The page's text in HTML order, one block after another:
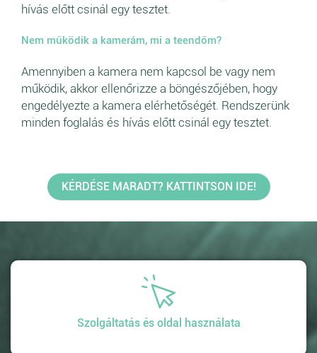
hívás előtt csinál egy tesztet.
Nem működik a kamerám, mi a teendőm?
Amennyiben a kamera nem kapcsol be vagy nem
működik, akkor ellenőrizze a böngészőjében, hogy
engedélyezte a kamera elérhetőségét. Rendszerünk
minden foglalás és hívás előtt csinál egy tesztet.
KÉRDÉSE MARADT? KATTINTSON IDE!
Szolgáltatás és oldal használata